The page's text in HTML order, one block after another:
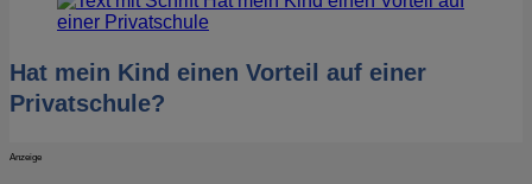
Hat mein Kind einen Vorteil auf einer
Privatschule?
Anzeige